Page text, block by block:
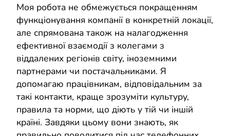
Моя робота не обмежується покращенням
функціонування компанії в конкретній локації,
але спрямована також на налагодження
ефективної взаємодії з колегами з
віддалених регіонів світу, іноземними
партнерами чи постачальниками. Я
допомагаю працівникам, відповідальним за
такі контакти, краще зрозуміти культуру,
правила та норми, що діють у тій чи іншій
країні. Завдяки цьому вони знають, як